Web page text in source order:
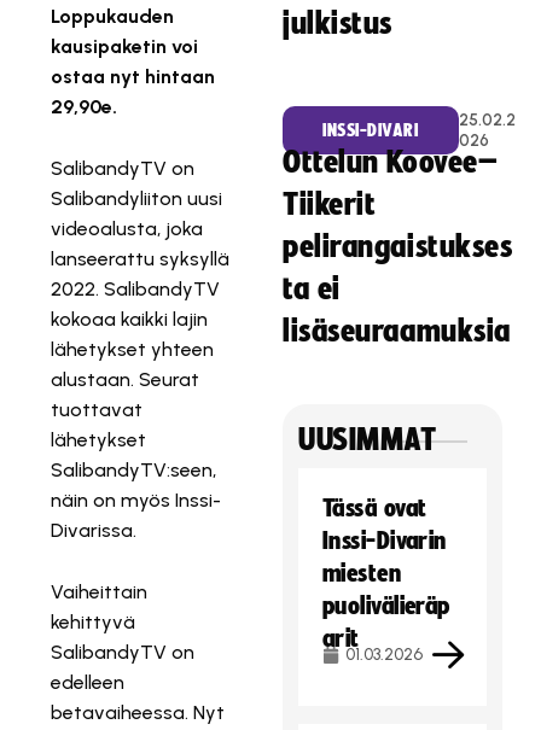
Loppukauden
kausipaketin voi
ostaa nyt hintaan
29,90e.
SalibandyTV on
Salibandyliiton uusi
videoalusta, joka
lanseerattu syksyllä
2022. SalibandyTV
kokoaa kaikki lajin
lähetykset yhteen
alustaan. Seurat
tuottavat
lähetykset
SalibandyTV:seen,
näin on myös Inssi-
Divarissa.
Vaiheittain
kehittyvä
SalibandyTV on
edelleen
betavaiheessa. Nyt
julkistus
INSSI-DIVARI
25.02.2
026
Ottelun Koovee–
Tiikerit
pelirangaistukses
ta ei
lisäseuraamuksia
UUSIMMAT
Tässä ovat
Inssi-Divarin
miesten
puolivälieräp
arit
01.03.2026